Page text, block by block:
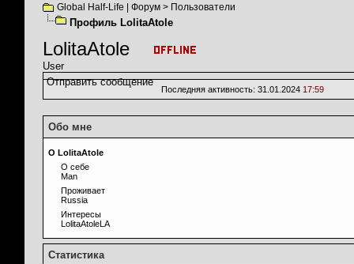
Global Half-Life | Форум > Пользователи
Профиль LolitaAtole
LolitaAtole
User
Отправить сообщение
Последняя активность: 31.01.2024 17:59
Обо мне
О LolitaAtole
О себе
Man
Проживает
Russia
Интересы
LolitaAtoleLA
Статистика